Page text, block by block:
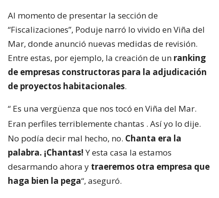
Al momento de presentar la sección de
“Fiscalizaciones”, Poduje narró lo vivido en Viña del
Mar, donde anunció nuevas medidas de revisión.
Entre estas, por ejemplo, la creación de un ranking
de empresas constructoras para la adjudicación
de proyectos habitacionales.
“ Es una vergüenza que nos tocó en Viña del Mar.
Eran perfiles terriblemente chantas . Así yo lo dije.
No podía decir mal hecho, no. Chanta era la
palabra. ¡Chantas!Y esta casa la estamos
desarmando ahora y traeremos otra empresa que
haga bien la pega“, aseguró.